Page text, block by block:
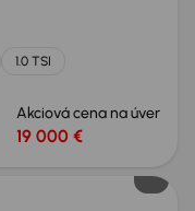
1.0 TSI
Akciová cena na úver
19 000 €